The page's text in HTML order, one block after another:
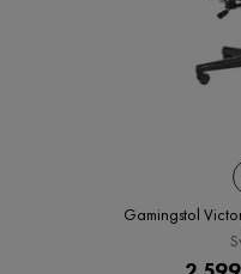
Gamingstol